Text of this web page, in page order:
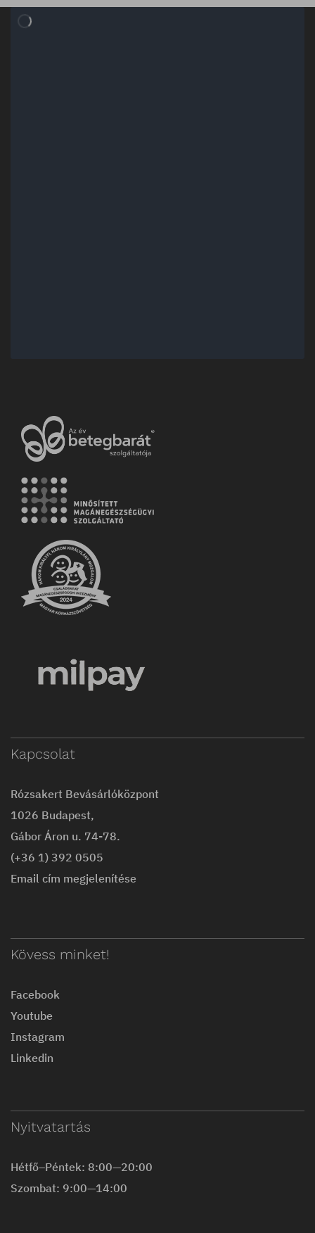
Kapcsolat
Rózsakert Bevásárlóközpont
1026 Budapest,
Gábor Áron u. 74-78.
(+36 1) 392 0505
Email cím megjelenítése
Kövess minket!
Facebook
Youtube
Instagram
Linkedin
Nyitvatartás
Hétfő–Péntek: 8:00—20:00
Szombat: 9:00—14:00